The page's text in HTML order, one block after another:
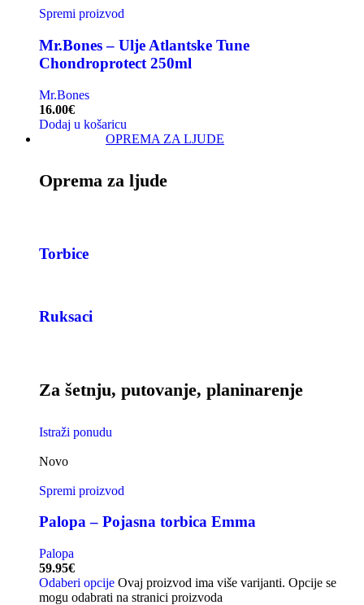
Spremi proizvod
Mr.Bones – Ulje Atlantske Tune
Chondroprotect 250ml
Mr.Bones
16.00€
Dodaj u košaricu
OPREMA ZA LJUDE
Oprema za ljude
Torbice
Ruksaci
Za šetnju, putovanje, planinarenje
Istraži ponudu
Novo
Spremi proizvod
Palopa – Pojasna torbica Emma
Palopa
59.95€
Odaberi opcije Ovaj proizvod ima više varijanti. Opcije se
mogu odabrati na stranici proizvoda